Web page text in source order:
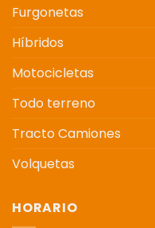
Furgonetas
Híbridos
Motocicletas
Todo terreno
Tracto Camiones
Volquetas
HORARIO